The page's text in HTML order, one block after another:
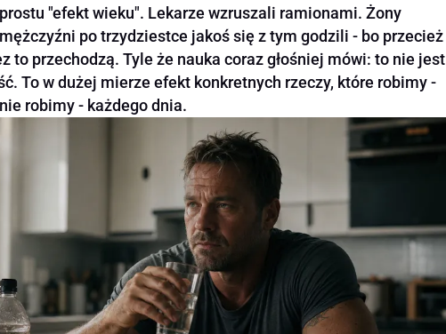
"efekt wieku". Lekarze wzruszali ramionami. Żony
po trzydziestce jakoś się z tym godzili - bo przecież
to przechodzą. Tyle że nauka coraz głośniej mówi: to nie jest
To w dużej mierze efekt konkretnych rzeczy, które robimy -
robimy - każdego dnia.